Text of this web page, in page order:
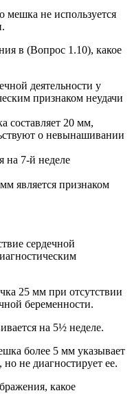
не используется
в (Вопрос 1.10), какое
деятельности у
признаком неудачи
составляет 20 мм,
о невынашивании
на 7-й неделе
является признаком
сердечной
25 мм при отсутствии
беременности.
на 5½ неделе.
более 5 мм указывает
но не диагностирует ее.
какое